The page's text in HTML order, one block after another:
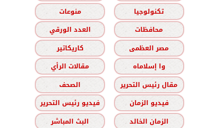
تكنولوجيا
منوعات
محافظات
العدد الورقي
مصر العظمى
كاريكاتير
وا إسلاماه
مقالات الرأي
مقال رئيس التحرير
الصحف
فيديو الزمان
فيديو رئيس التحرير
الزمان الخالد
البث المباشر